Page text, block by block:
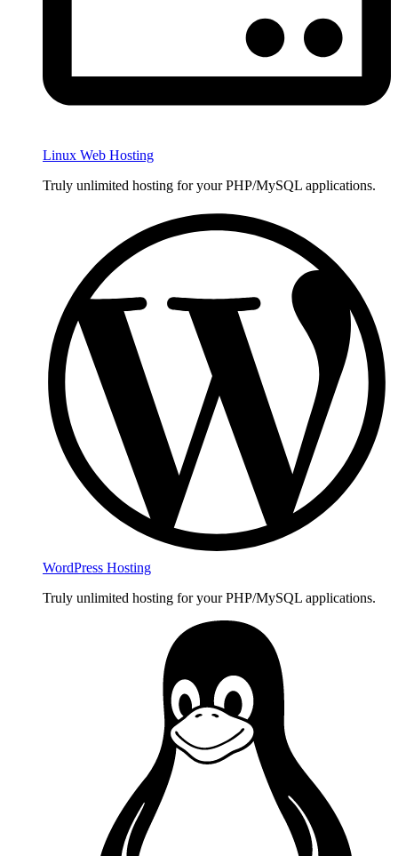
Linux Web Hosting
Truly unlimited hosting for your PHP/MySQL applications.
WordPress Hosting
Truly unlimited hosting for your PHP/MySQL applications.